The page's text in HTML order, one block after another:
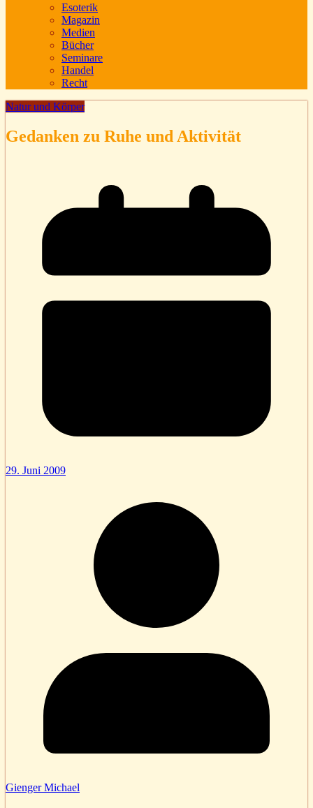
Esoterik
Magazin
Medien
Bücher
Seminare
Handel
Recht
Natur und Körper
Gedanken zu Ruhe und Aktivität
29. Juni 2009
Gienger Michael